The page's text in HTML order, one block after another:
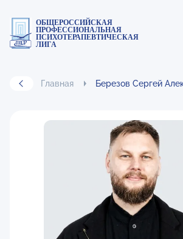
ОБЩЕРОССИЙСКАЯ
ПРОФЕССИОНАЛЬНАЯ
ПСИХОТЕРАПЕВТИЧЕСКАЯ
ЛИГА
Главная Березов Сергей